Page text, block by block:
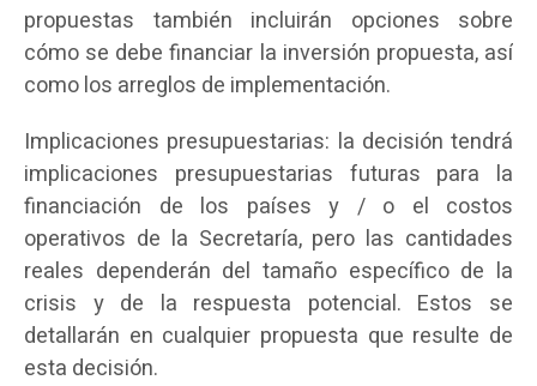
propuestas también incluirán opciones sobre
cómo se debe financiar la inversión propuesta, así
como los arreglos de implementación.
Implicaciones presupuestarias: la decisión tendrá
implicaciones presupuestarias futuras para la
financiación de los países y / o el costos
operativos de la Secretaría, pero las cantidades
reales dependerán del tamaño específico de la
crisis y de la respuesta potencial. Estos se
detallarán en cualquier propuesta que resulte de
esta decisión.